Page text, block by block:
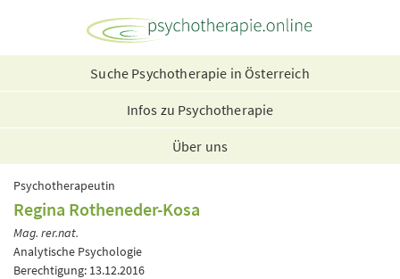
Suche Psychotherapie in Österreich
Infos zu Psychotherapie
Über uns
Psychotherapeutin
Regina Rotheneder-Kosa
Mag. rer.nat.
Analytische Psychologie
Berechtigung: 13.12.2016